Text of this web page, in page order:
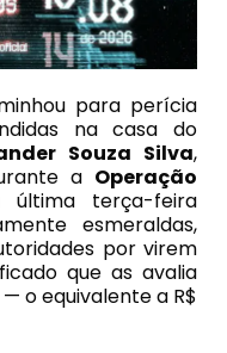
para perícia
na casa do
Souza Silva,
a Operação
última terça-feira
esmeraldas,
por virem
que as avalia
o equivalente a R$